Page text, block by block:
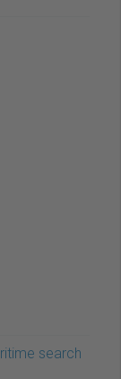
search